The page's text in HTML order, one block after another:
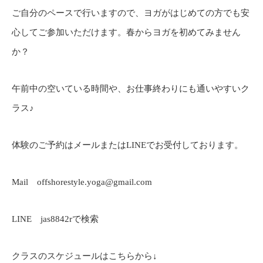
ご自分のペースで行いますので、ヨガがはじめての方でも安
心してご参加いただけます。春からヨガを初めてみません
か？
午前中の空いている時間や、お仕事終わりにも通いやすいク
ラス♪
体験のご予約はメールまたはLINEでお受付しております。
Mail offshorestyle.yoga@gmail.com
LINE jas8842rで検索
クラスのスケジュールはこちらから↓